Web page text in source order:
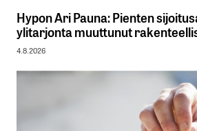
Hypon Ari Pauna: Pienten
ylitarjonta muuttunut
4.8.2026